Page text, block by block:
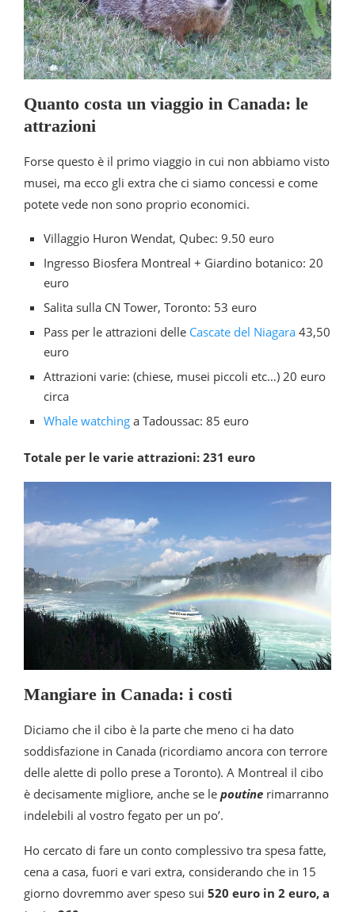
Quanto costa un viaggio in Canada: le
attrazioni
Forse questo è il primo viaggio in cui non abbiamo visto
musei, ma ecco gli extra che ci siamo concessi e come
potete vede non sono proprio economici.
Villaggio Huron Wendat, Qubec: 9.50 euro
Ingresso Biosfera Montreal + Giardino botanico: 20
euro
Salita sulla CN Tower, Toronto: 53 euro
Pass per le attrazioni delle Cascate del Niagara 43,50
euro
Attrazioni varie: (chiese, musei piccoli etc…) 20 euro
circa
Whale watching a Tadoussac: 85 euro
Totale per le varie attrazioni: 231 euro
Mangiare in Canada: i costi
Diciamo che il cibo è la parte che meno ci ha dato
soddisfazione in Canada (ricordiamo ancora con terrore
delle alette di pollo prese a Toronto). A Montreal il cibo
è decisamente migliore, anche se le poutine rimarranno
indelebili al vostro fegato per un po’.
Ho cercato di fare un conto complessivo tra spesa fatte,
cena a casa, fuori e vari extra, considerando che in 15
giorno dovremmo aver speso sui 520 euro in 2 euro, a